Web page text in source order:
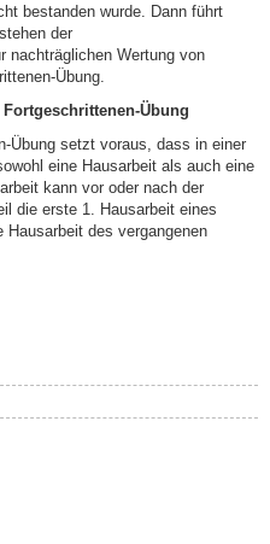
bestanden wurde. Dann führt
der
nachträglichen Wertung von
Übung.
Übung
Übung setzt voraus, dass in einer
eine Hausarbeit als auch eine
kann vor oder nach der
die erste 1. Hausarbeit eines
des vergangenen